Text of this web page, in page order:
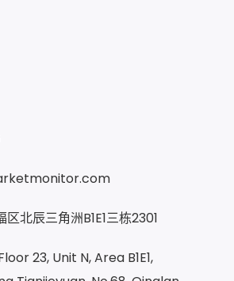
北辰三角洲B1E1三栋2301
23, Unit N, Area B1E1,